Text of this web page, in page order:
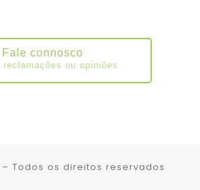
Fale connosco
reclamações ou opiniões
– Todos os direitos reservados